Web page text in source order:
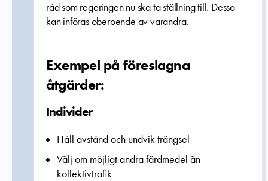
råd som regeringen nu ska ta ställning till. Dessa
kan införas oberoende av varandra.
Exempel på föreslagna
åtgärder:
Individer
Håll avstånd och undvik trängsel
Välj om möjligt andra färdmedel än
kollektivtrafik